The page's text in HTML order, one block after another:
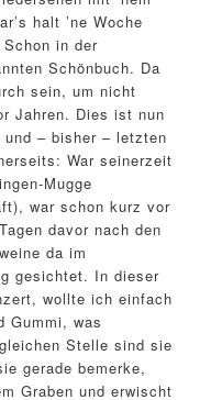
halt ’ne Woche
in der
Schönbuch. Da
sein, um nicht
Jahren. Dies ist nun
– bisher – letzten
War seinerzeit
Mugge
war schon kurz vor
davor nach den
da im
gesichtet. In dieser
wollte ich einfach
Gummi, was
Stelle sind sie
gerade bemerke,
Graben und erwischt